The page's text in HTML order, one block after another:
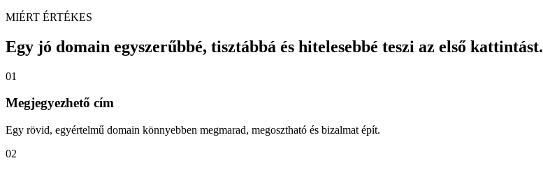
MIÉRT ÉRTÉKES
Egy jó domain egyszerűbbé, tisztábbá és hitelesebbé teszi az első kattintást.
01
Megjegyezhető cím
Egy rövid, egyértelmű domain könnyebben megmarad, megosztható és bizalmat épít.
02